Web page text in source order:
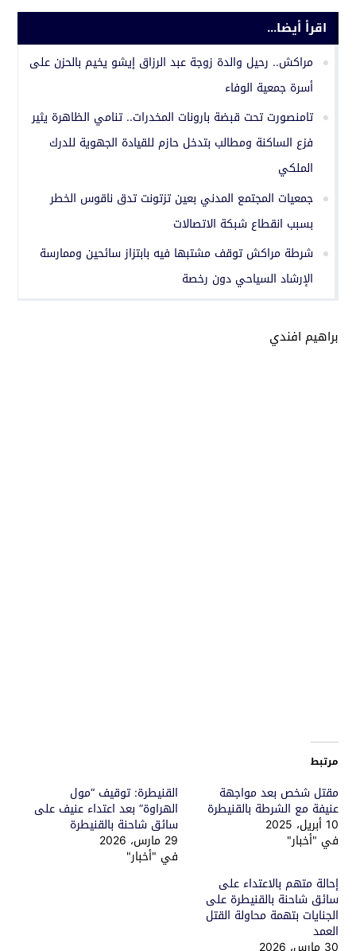
اقرأ أيضا...
مراكش.. رحيل والدة زوجة عبد الرزاق إيشو يخيم بالحزن على
أسرة جمعية الوفاء
تامنصورت تحت قبضة بارونات المخدرات.. تنامي الظاهرة يثير
فزع الساكنة ومطالب بتدخل حازم للقيادة الجهوية للدرك
الملكي
جمعيات المجتمع المدني بعين تزتونت تدق ناقوس الخطر
بسبب انقطاع شبكة الاتصالات
شرطة مراكش توقف مشتبها فيه بابتزاز سائحين وممارسة
الإرشاد السياحي دون رخصة
براهيم افندي
مرتبط
مقتل شخص بعد مواجهة
عنيفة مع الشرطة بالقنيطرة
10 أبريل، 2025
في "أخبار"
القنيطرة: توقيف “مول
الهراوة” بعد اعتداء عنيف على
سائق شاحنة بالقنيطرة
29 مارس، 2026
في "أخبار"
إحالة متهم بالاعتداء على
سائق شاحنة بالقنيطرة على
الجنايات بتهمة محاولة القتل
العمد